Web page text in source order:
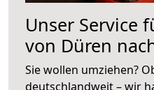
Unser Service
von Düren
Sie wollen umziehen?
deutschlandweit – wir